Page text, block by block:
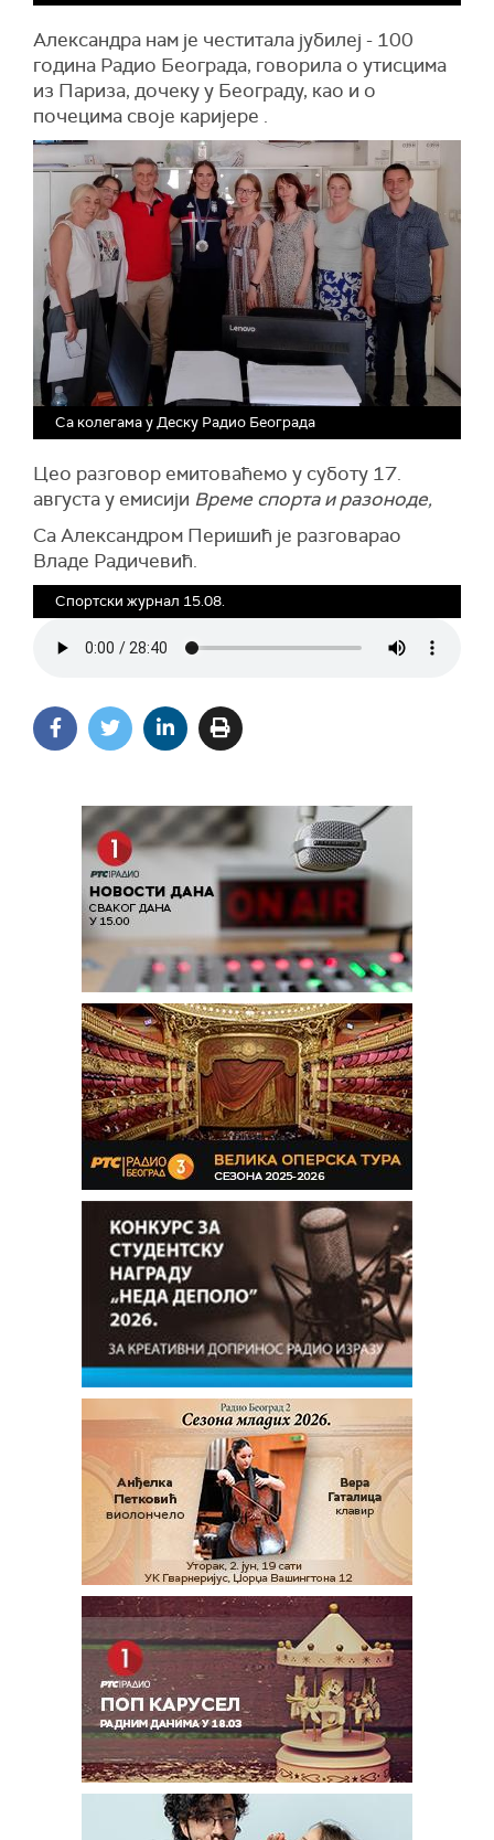
Александра нам је честитала јубилеј - 100
година Радио Београда, говорила о утисцима
из Париза, дочеку у Београду, као и о
почецима своје каријере .
Са колегама у Деску Радио Београда
Цео разговор емитоваћемо у суботу 17.
августа у емисији Време спорта и разоноде,
Са Александром Перишић је разговарао
Владе Радичевић.
Спортски журнал 15.08.